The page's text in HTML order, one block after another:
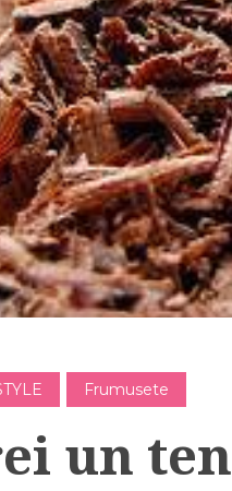
Frumusete
un